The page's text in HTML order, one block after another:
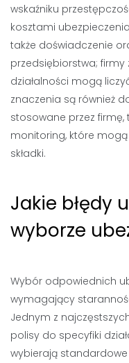
wskaźniku
kosztami
także doświadczenie
przedsiębiorstwa; firmy
działalności mogą
znaczenia są również
stosowane przez
monitoring, które
składki.
Jakie błędy
wyborze
Wybór odpowiednich
wymagający
Jednym z
polisy do specyfiki
wybierają